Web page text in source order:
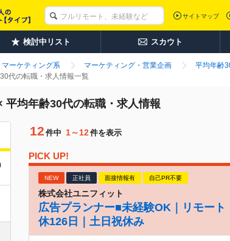
サイトマップ
検討中リスト スカウト
マーケティング系 マーケティング・営業企画
平均年齢
代の転職・求人情報一覧
平均年齢30代の転職・求人情報
12 件中 1～12件を表示
PICK UP!
NEW 正社員 面接情報有 自己PR不要
株式会社ユニフィット
広告プランナー■未経験OK｜リモー
休126日｜土日祝休み